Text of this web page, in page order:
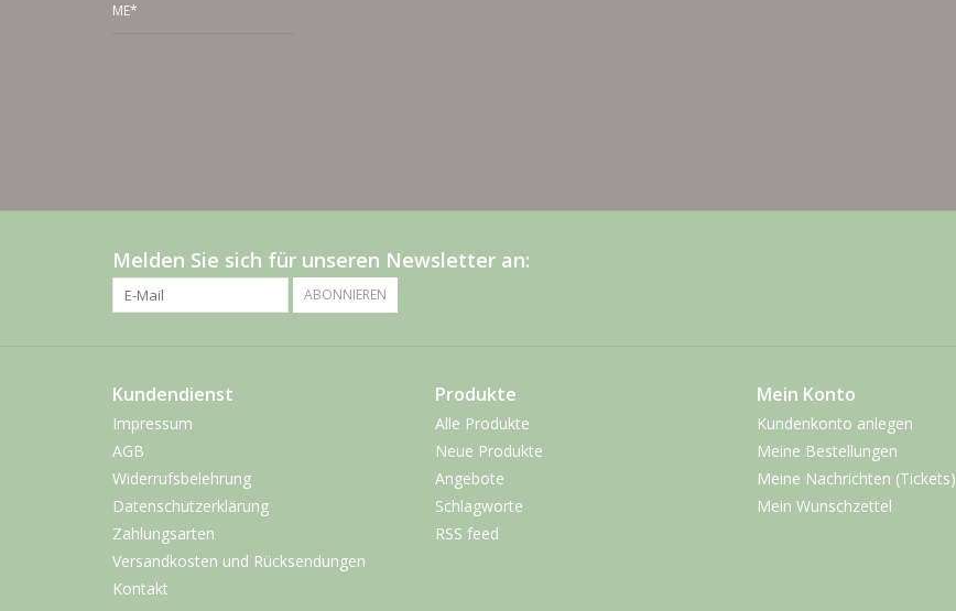
ME*
Melden Sie sich für unseren Newsletter an:
ABONNIEREN
Kundendienst
Impressum
AGB
Widerrufsbelehrung
Datenschutzerklärung
Zahlungsarten
Versandkosten und Rücksendungen
Kontakt
Produkte
Alle Produkte
Neue Produkte
Angebote
Schlagworte
RSS feed
Mein Konto
Kundenkonto anlegen
Meine Bestellungen
Meine Nachrichten (Tickets)
Mein Wunschzettel